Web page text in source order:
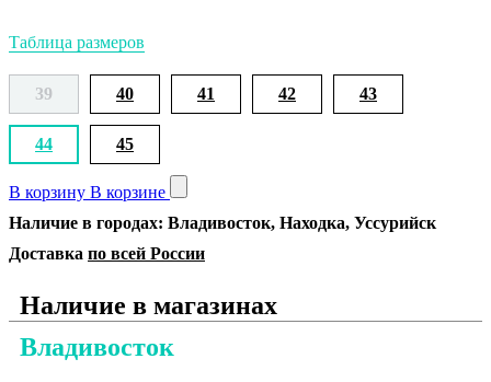
Таблица размеров
39 40 41 42 43
44 45
В корзину В корзине
Наличие в городах: Владивосток, Находка, Уссурийск
Доставка по всей России
Наличие в магазинах
Владивосток